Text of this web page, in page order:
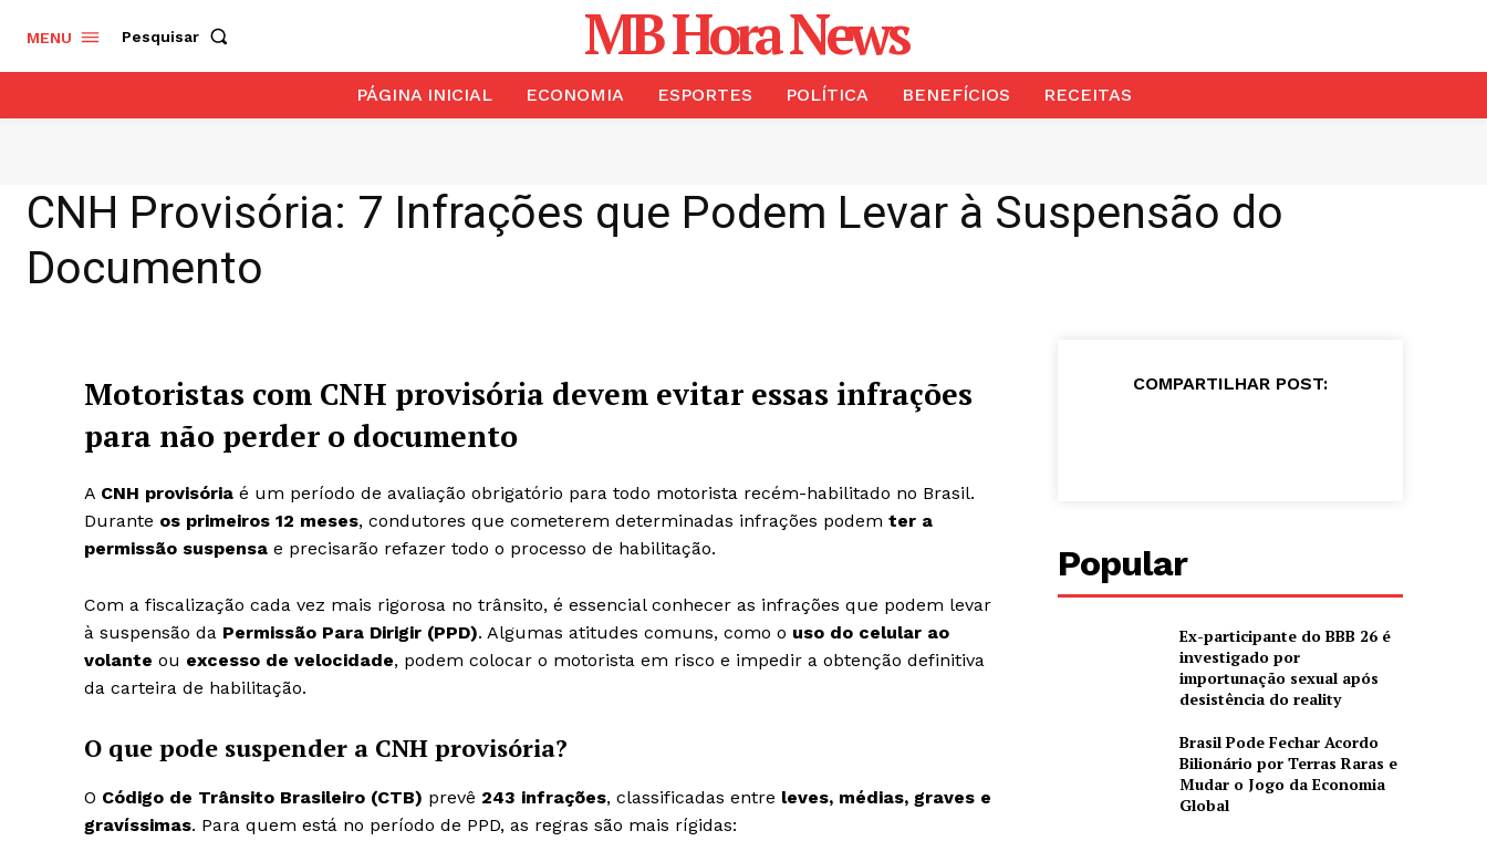
MENU Pesquisar MB Hora News
PÁGINA INICIAL ECONOMIA ESPORTES POLÍTICA BENEFÍCIOS RECEITAS
CNH Provisória: 7 Infrações que Podem Levar à Suspensão do
Documento
Motoristas com CNH provisória devem evitar essas infrações
para não perder o documento
A CNH provisória é um período de avaliação obrigatório para todo motorista recém-habilitado no Brasil.
Durante os primeiros 12 meses, condutores que cometerem determinadas infrações podem ter a
permissão suspensa e precisarão refazer todo o processo de habilitação.
Com a fiscalização cada vez mais rigorosa no trânsito, é essencial conhecer as infrações que podem levar
à suspensão da Permissão Para Dirigir (PPD). Algumas atitudes comuns, como o uso do celular ao
volante ou excesso de velocidade, podem colocar o motorista em risco e impedir a obtenção definitiva
da carteira de habilitação.
O que pode suspender a CNH provisória?
O Código de Trânsito Brasileiro (CTB) prevê 243 infrações, classificadas entre leves, médias, graves e
gravíssimas. Para quem está no período de PPD, as regras são mais rígidas:
COMPARTILHAR POST:
Popular
Ex-participante do BBB 26 é
investigado por
importunação sexual após
desistência do reality
Brasil Pode Fechar Acordo
Bilionário por Terras Raras e
Mudar o Jogo da Economia
Global